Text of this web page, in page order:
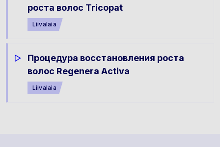
роста волос Tricopat
Liivalaia
Процедура восстановления роста
волос Regenera Activa
Liivalaia